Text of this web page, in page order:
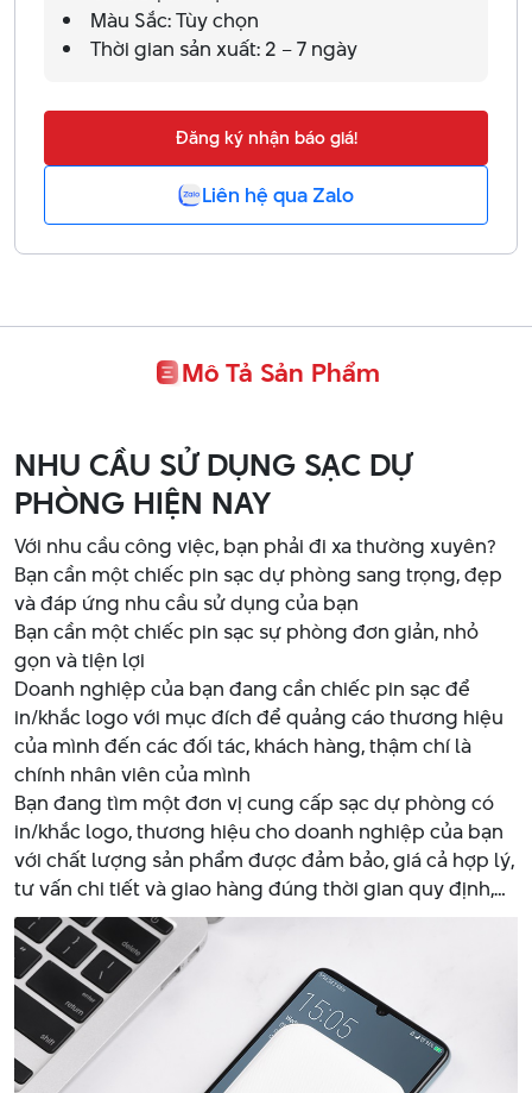
Màu Sắc: Tùy chọn
Thời gian sản xuất: 2 – 7 ngày
Đăng ký nhận báo giá!
Liên hệ qua Zalo
Mô Tả Sản Phẩm
NHU CẦU SỬ DỤNG SẠC DỰ
PHÒNG HIỆN NAY
Với nhu cầu công việc, bạn phải đi xa thường xuyên?
Bạn cần một chiếc pin sạc dự phòng sang trọng, đẹp
và đáp ứng nhu cầu sử dụng của bạn
Bạn cần một chiếc pin sạc sự phòng đơn giản, nhỏ
gọn và tiện lợi
Doanh nghiệp của bạn đang cần chiếc pin sạc để
in/khắc logo với mục đích để quảng cáo thương hiệu
của mình đến các đối tác, khách hàng, thậm chí là
chính nhân viên của mình
Bạn đang tìm một đơn vị cung cấp sạc dự phòng có
in/khắc logo, thương hiệu cho doanh nghiệp của bạn
với chất lượng sản phẩm được đảm bảo, giá cả hợp lý,
tư vấn chi tiết và giao hàng đúng thời gian quy định,…